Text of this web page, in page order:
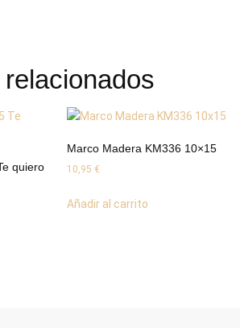
quiero
Marco Madera KM336 10×15
10,95 €
Añadir al carrito